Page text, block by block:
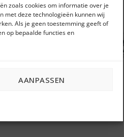
zoals cookies om informatie over je
met deze technologieën kunnen wij
Als je geen toestemming geeft of
op bepaalde functies en
AANPASSEN
UITVERKOCHT